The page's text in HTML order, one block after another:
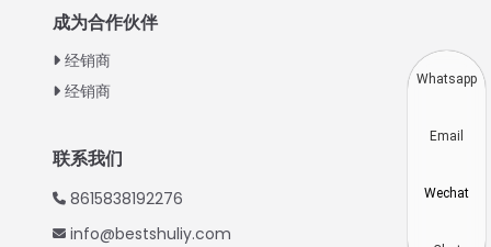
成为合作伙伴
经销商
经销商
联系我们
8615838192276
info@bestshuliy.com
Vietnamese
Thai
Whatsapp
Email
Wechat